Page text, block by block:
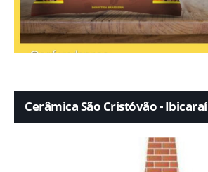
Cerâmica São Cristóvão - Ibicaraí